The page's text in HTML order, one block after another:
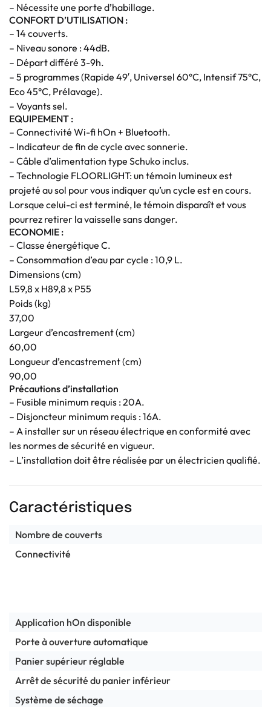
– Nécessite une porte d’habillage.
CONFORT D’UTILISATION :
– 14 couverts.
– Niveau sonore : 44dB.
– Départ différé 3-9h.
– 5 programmes (Rapide 49′, Universel 60°C, Intensif 75°C,
Eco 45°C, Prélavage).
– Voyants sel.
EQUIPEMENT :
– Connectivité Wi-fi hOn + Bluetooth.
– Indicateur de fin de cycle avec sonnerie.
– Câble d’alimentation type Schuko inclus.
– Technologie FLOORLIGHT: un témoin lumineux est
projeté au sol pour vous indiquer qu’un cycle est en cours.
Lorsque celui-ci est terminé, le témoin disparaît et vous
pourrez retirer la vaisselle sans danger.
ECONOMIE :
– Classe énergétique C.
– Consommation d’eau par cycle : 10,9 L.
Dimensions (cm)
L59,8 x H89,8 x P55
Poids (kg)
37,00
Largeur d’encastrement (cm)
60,00
Longueur d’encastrement (cm)
90,00
Précautions d’installation
– Fusible minimum requis : 20A.
– Disjoncteur minimum requis : 16A.
– A installer sur un réseau électrique en conformité avec
les normes de sécurité en vigueur.
– L’installation doit être réalisée par un électricien qualifié.
Caractéristiques
Nombre de couverts
Connectivité
Application hOn disponible
Porte à ouverture automatique
Panier supérieur réglable
Arrêt de sécurité du panier inférieur
Système de séchage